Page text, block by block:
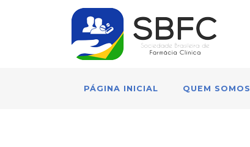
PÁGINA INICIAL QUEM SOMOS